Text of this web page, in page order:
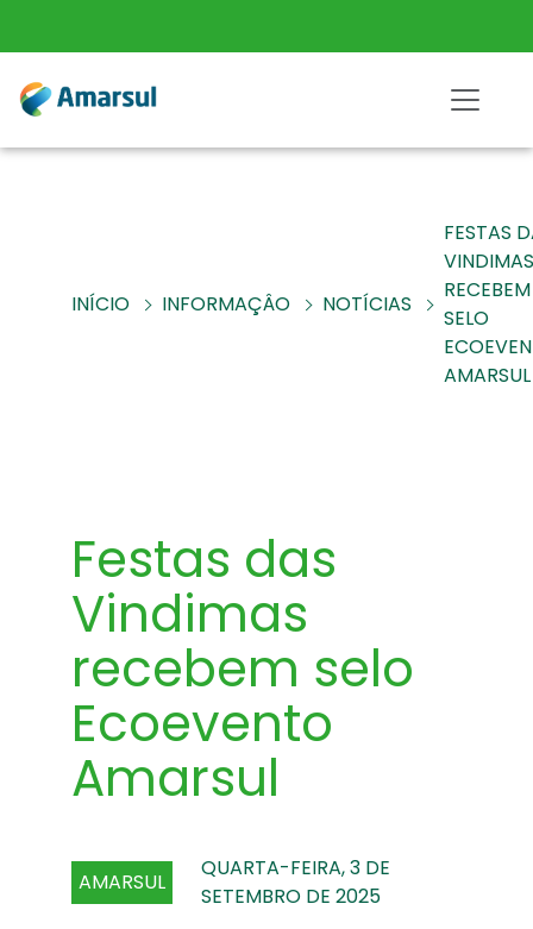
INÍCIO INFORMAÇÂO NOTÍCIAS
FESTAS
VINDIMAS
RECEBEM
SELO
AMARSUL
Festas das
Vindimas
recebem selo
Ecoevento
Amarsul
AMARSUL
QUARTA-FEIRA, 3 DE
SETEMBRO DE 2025